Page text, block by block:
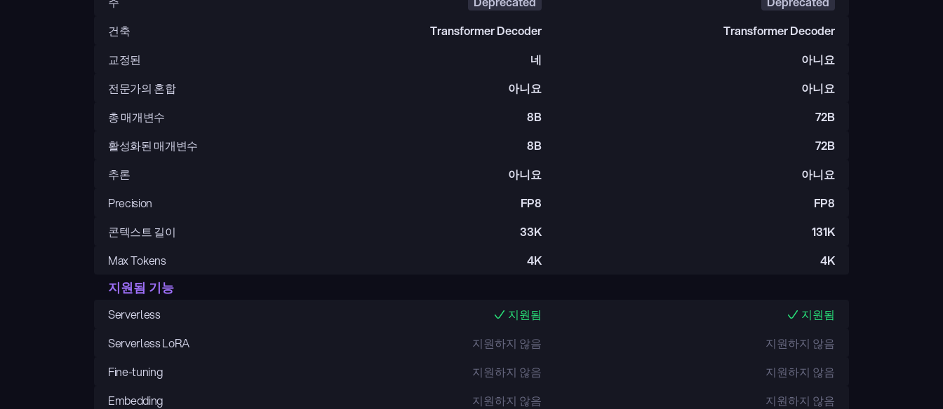
건축
Transformer Decoder
Transformer Decoder
교정된
네
아니요
전문가의 혼합
아니요
아니요
총 매개변수
8B
72B
활성화된 매개변수
8B
72B
추론
아니요
아니요
Precision
FP8
FP8
콘텍스트 길이
33K
131K
Max Tokens
4K 4K
지원됨 기능
Serverless 지원됨
지원됨
Serverless LoRA
지원하지 않음
지원하지 않음
Fine-tuning
지원하지 않음
지원하지 않음
Embedding
지원하지 않음
지원하지 않음